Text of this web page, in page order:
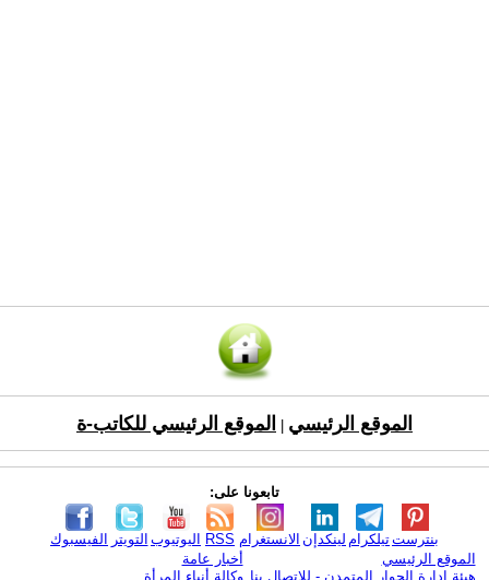
الموقع الرئيسي الموقع الرئيسي للكاتب-ة
تابعونا على:
الفيسبوك التويتر اليوتيوب RSS الانستغرام لينكدإن تيلكرامبنترست
الموقع الرئيسي
هيئة ادارة الحوار المتمدن - للإتصال بنا
أخبار عامة
وكالة أنباء المرأة